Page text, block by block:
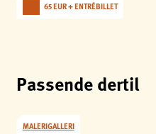
65 EUR + ENTRÉBILLET
Passende dertil
MALERIGALLERI